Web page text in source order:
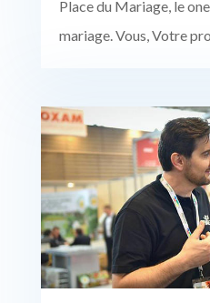
Place du Mariage, le
mariage. Vous, Votre